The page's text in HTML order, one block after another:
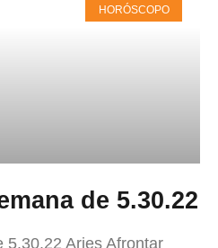
HORÓSCOPO
de 5.30.22
5.30.22 Aries Afrontar